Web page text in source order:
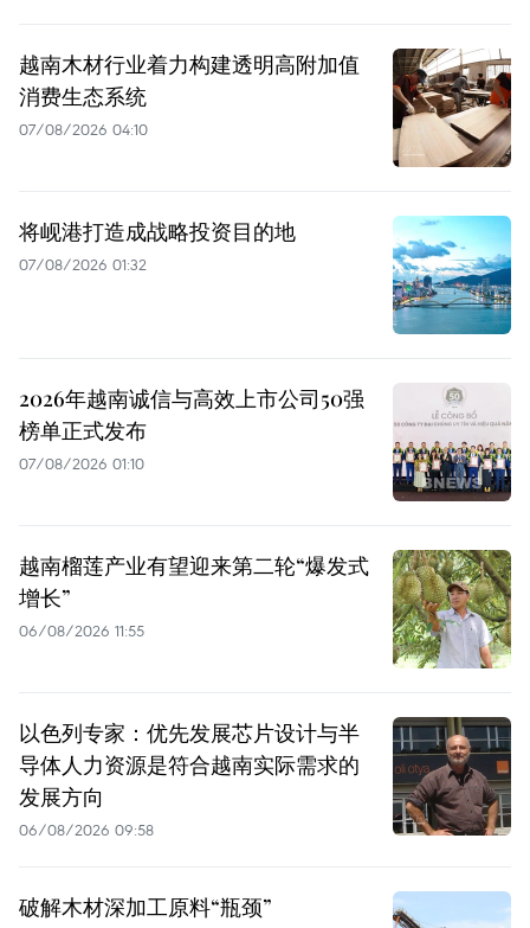
越南木材行业着力构建透明高附加值
消费生态系统
07/08/2026 04:10
将岘港打造成战略投资目的地
07/08/2026 01:32
2026年越南诚信与高效上市公司50强
榜单正式发布
07/08/2026 01:10
越南榴莲产业有望迎来第二轮“爆发式
增长”
06/08/2026 11:55
以色列专家：优先发展芯片设计与半
导体人力资源是符合越南实际需求的
发展方向
06/08/2026 09:58
破解木材深加工原料“瓶颈”